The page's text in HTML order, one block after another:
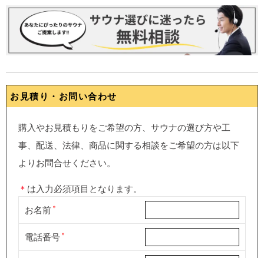
お見積り・お問い合わせ
購入やお見積もりをご希望の方、サウナの選び方や工
事、配送、法律、商品に関する相談をご希望の方は以下
よりお問合せください。
＊ は入力必須項目となります。
お名前
電話番号